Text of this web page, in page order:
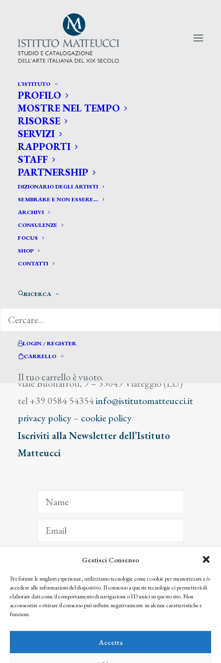
Gestisci Consenso
Per fornire le migliori esperienze, utilizziamo tecnologie come i cookie per memorizzare e/o
accedere alle informazioni del dispositivo. Il consenso a queste tecnologie ci permetterà di
elaborare dati come il comportamento di navigazione o ID unici su questo sito. Non
acconsentire o ritirare il consenso può influire negativamente su alcune caratteristiche e
funzioni.
Accetta
L’ISTITUTO
PROFILO
MOSTRE NEL TEMPO
RISORSE
SERVIZI
RAPPORTI
STAFF
PARTNERSHIP
DIZIONARIO DEGLI ARTISTI
SEMBRARE E NON ESSERE…
ARCHIVI
CONSULENZE
FOCUS
SHOP
CONTATTI
RICERCA
LOGIN / REGISTER
CARRELLO
Il tuo carrello è vuoto.
CERCA TRA GLI ARTISTI:
Search
for:
Agneni Eugenio
viale Buonarroti, 9 – 55049 Viareggio (LU)
tel +39 0584 54354info@istitutomatteucci.it
privacy policy– cookie policy
Iscriviti alla Newsletter dell’Istituto
Matteucci
ISCRIVITI
Facendo clic per iscriverti, riconosci che le tue informazioni saranno trattate
seguendo la nostra Privacy Policy
© 2025 Istituto Matteucci. All right reserved
l’autorizzazione scritta dei proprietari dei diritti e dell’Istituto Matteucci